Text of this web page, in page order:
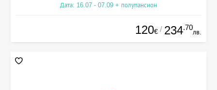
Дата: 16.07 - 07.09 + полупансион
120€ / 234.70
лв.